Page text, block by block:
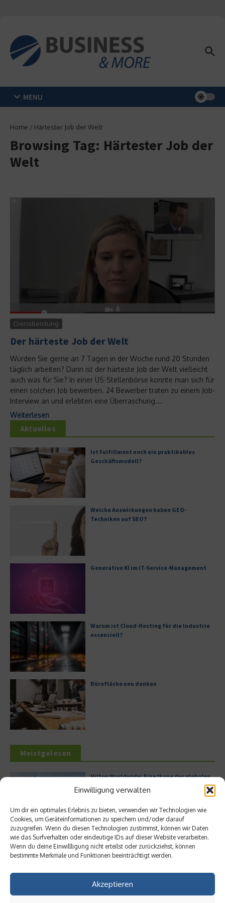
Einwilligung verwalten
Um dir ein optimales Erlebnis zu bieten, verwenden wir Technologien wie
Cookies, um Geräteinformationen zu speichern und/oder darauf
zuzugreifen. Wenn du diesen Technologien zustimmst, können wir Daten
wie das Surfverhalten oder eindeutige IDs auf dieser Website verarbeiten.
Wenn du deine Einwillligung nicht erteilst oder zurückziehst, können
bestimmte Merkmale und Funktionen beeinträchtigt werden.
Akzeptieren
MENU
Home / Härtester Job der Welt
Browsing Tag: Härtester Job der
Welt
Dienstleistung
Der härteste Job der Welt
Würden Sie gerne an 7 Tagen in der Woche rund 20 Stunden
täglich arbeiten? Dann ist der härteste Job der Welt vielleicht
auch was für Sie? In einer US-Stellenbörse konnte man sich für
einen solchen Job bewerben. 24 Bewerber traten zu einem Job-
Interview an und erlebten eine Überraschung....
Weiterlesen
Aktuelles
Ist Fulfillment noch ein praktikables
Geschäftsmodell?
Welche Auswirkungen haben GEO-
Techniken auf SEO?
Generative KI im IT-Service-Management
Warum ist Cloud-Hosting für die Industrie
essenziell?
Bürofläche neu denken
Meistgelesen
Hilton Worldwide: Eine Ikone der globalen
Leitfaden zur Eröffnung eines
Geschäftskontos für kleine Unternehmen